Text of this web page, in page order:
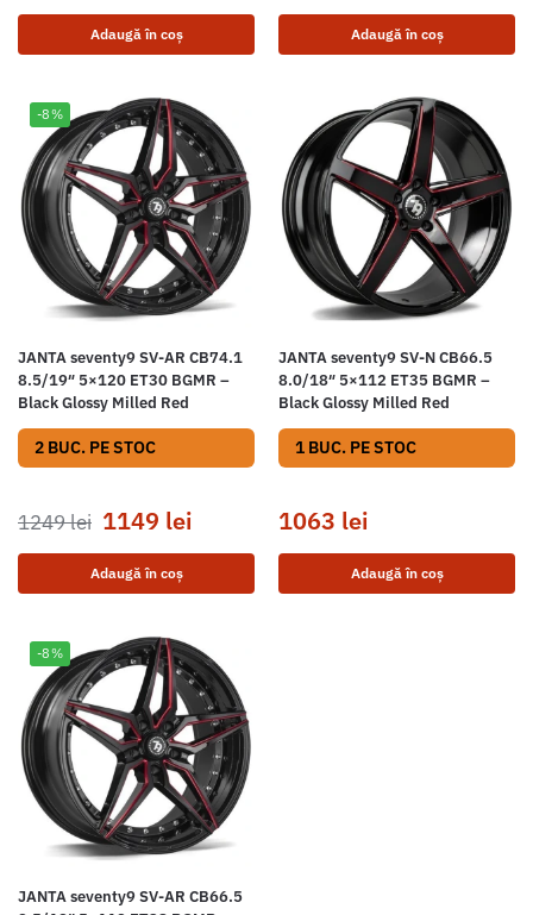
Adaugă în coș Adaugă în coș
-8%
JANTA seventy9 SV-AR CB74.1
8.5/19″ 5×120 ET30 BGMR –
Black Glossy Milled Red
2 BUC. PE STOC
1249lei 1149 lei
Adaugă în coș
JANTA seventy9 SV-N CB66.5
8.0/18″ 5×112 ET35 BGMR –
Black Glossy Milled Red
1 BUC. PE STOC
1063 lei
Adaugă în coș
-8%
JANTA seventy9 SV-AR CB66.5